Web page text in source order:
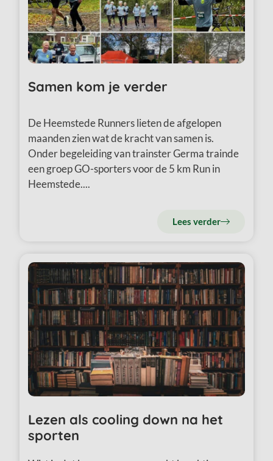
Samen kom je verder
De Heemstede Runners lieten de afgelopen
maanden zien wat de kracht van samen is.
Onder begeleiding van trainster Germa trainde
een groep GO-sporters voor de 5 km Run in
Heemstede....
Lees verder
Lezen als cooling down na het
sporten